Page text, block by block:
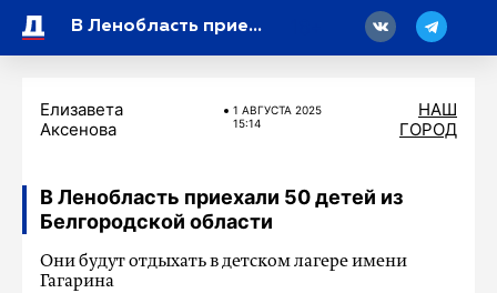
В Ленобласть приехали 50 детей из Белгородской области
Елизавета
Аксенова
1 АВГУСТА 2025
15:14
НАШ
ГОРОД
В Ленобласть приехали 50 детей из
Белгородской области
Они будут отдыхать в детском лагере имени
Гагарина